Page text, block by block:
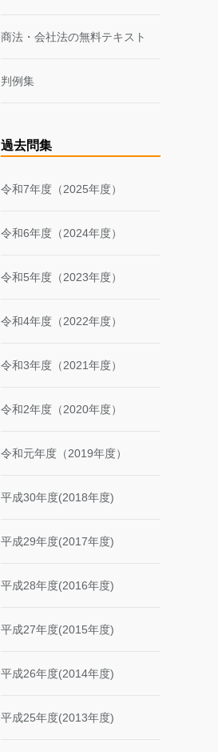
商法・会社法の無料テキスト
判例集
過去問集
令和7年度（2025年度）
令和6年度（2024年度）
令和5年度（2023年度）
令和4年度（2022年度）
令和3年度（2021年度）
令和2年度（2020年度）
令和元年度（2019年度）
平成30年度(2018年度)
平成29年度(2017年度)
平成28年度(2016年度)
平成27年度(2015年度)
平成26年度(2014年度)
平成25年度(2013年度)